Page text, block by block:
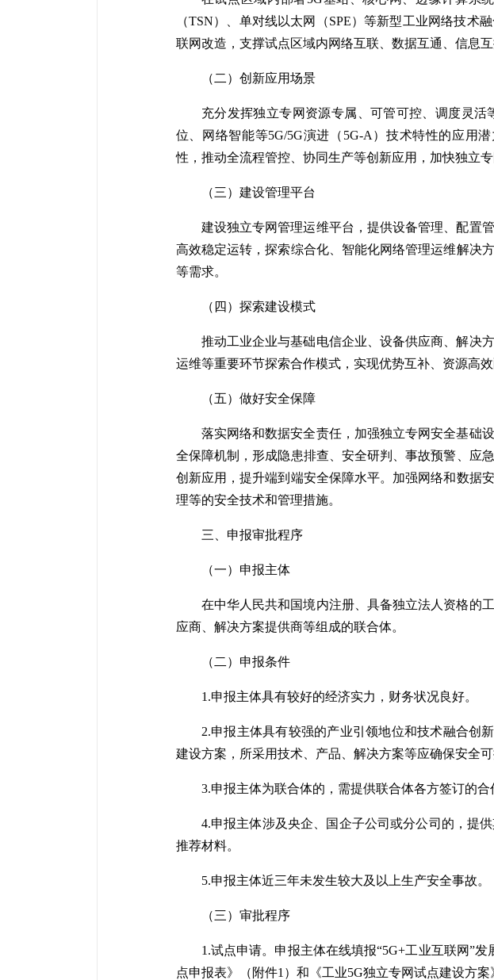
（TSN）、单对线以太网（SPE）等新型工业网络技
联网改造，支撑试点区域内网络互联、数据互通、信息互
（二）创新应用场景
充分发挥独立专网资源专属、可管可控、调度灵
位、网络智能等5G/5G演进（5G-A）技术特性的应用
性，推动全流程管控、协同生产等创新应用，加快独立专
（三）建设管理平台
建设独立专网管理运维平台，提供设备管理、配置
高效稳定运转，探索综合化、智能化网络管理运维解决
等需求。
（四）探索建设模式
推动工业企业与基础电信企业、设备供应商、解决
运维等重要环节探索合作模式，实现优势互补、资源高效
（五）做好安全保障
落实网络和数据安全责任，加强独立专网安全基础
全保障机制，形成隐患排查、安全研判、事故预警、应
创新应用，提升端到端安全保障水平。加强网络和数据
理等的安全技术和管理措施。
三、申报审批程序
（一）申报主体
在中华人民共和国境内注册、具备独立法人资格的
应商、解决方案提供商等组成的联合体。
（二）申报条件
1.申报主体具有较好的经济实力，财务状况良好。
2.申报主体具有较强的产业引领地位和技术融合创
建设方案，所采用技术、产品、解决方案等应确保安全可
3.申报主体为联合体的，需提供联合体各方签订的
4.申报主体涉及央企、国企子公司或分公司的，提
推荐材料。
5.申报主体近三年未发生较大及以上生产安全事故。
（三）审批程序
1.试点申请。申报主体在线填报“5G+工业互联网”发
点申报表》（附件1）和《工业5G独立专网试点建设方